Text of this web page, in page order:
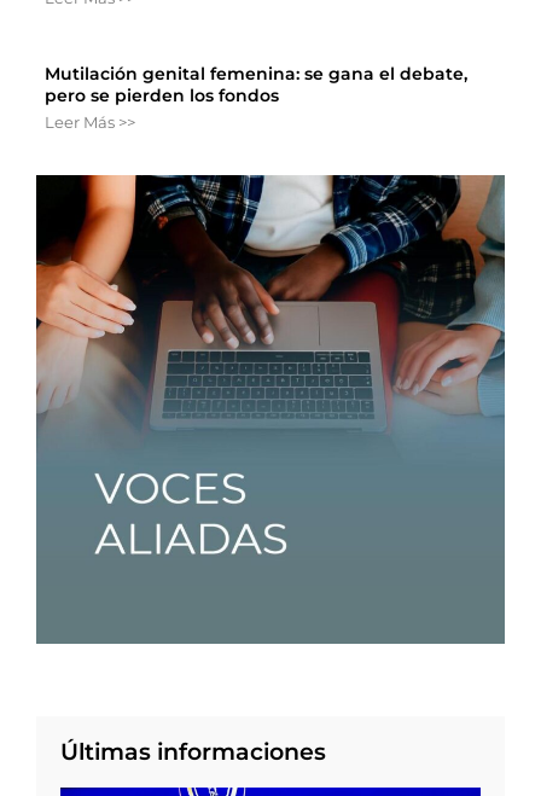
Mutilación genital femenina: se gana el debate,
pero se pierden los fondos
Leer Más >>
Últimas informaciones